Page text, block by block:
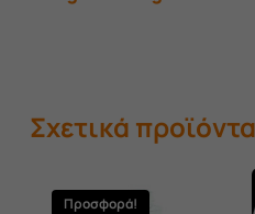
Σχετικά προϊόντα
Προσφορά!